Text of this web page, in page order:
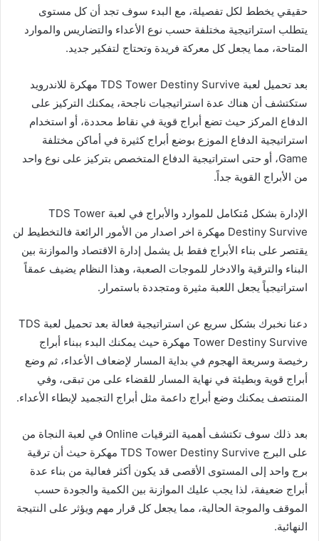
حقيقي يخطط لكل تفصيلة، مع البدء سوف تجد أن كل مستوى
يتطلب استراتيجية مختلفة حسب نوع الأعداء والتضاريس والموارد
المتاحة، مما يجعل كل معركة فريدة وتحتاج لتفكير جديد.
بعد تحميل لعبة TDS Tower Destiny Survive مهكرة للاندرويد
ستكتشف أن هناك عدة استراتيجيات ناجحة، يمكنك التركيز على
الدفاع المركز حيث تضع أبراج قوية في نقاط محددة، أو استخدام
استراتيجية الدفاع الموزع بوضع أبراج كثيرة في أماكن مختلفة
Game، أو حتى استراتيجية الدفاع المتخصص بتركيز على نوع واحد
من الأبراج القوية جداً.
الإدارة بشكل مُتكامل للموارد والأبراج في لعبة TDS Tower
Destiny Survive مهكرة اخر اصدار من الأمور الرائعة فالتخطيط لن
يقتصر على بناء الأبراج فقط بل يشمل إدارة الاقتصاد والموازنة بين
البناء والترقية والادخار للموجات الصعبة، وهذا النظام يضيف عمقاً
استراتيجياً يجعل اللعبة مثيرة ومتجددة باستمرار.
دعنا نخبرك بشكل سريع عن استراتيجية فعالة بعد تحميل لعبة TDS
Tower Destiny Survive مهكرة حيث يمكنك البدء ببناء أبراج
رخيصة وسريعة الهجوم في بداية المسار لإضعاف الأعداء، ثم وضع
أبراج قوية وبطيئة في نهاية المسار للقضاء على من تبقى، وفي
المنتصف يمكنك وضع أبراج داعمة مثل أبراج التجميد لإبطاء الأعداء.
بعد ذلك سوف تكتشف أهمية الترقيات Online في لعبة النجاة من
على البرج TDS Tower Destiny Survive مهكرة حيث أن ترقية
برج واحد إلى المستوى الأقصى قد يكون أكثر فعالية من بناء عدة
أبراج ضعيفة، لذا يجب عليك الموازنة بين الكمية والجودة حسب
الموقف والموجة الحالية، مما يجعل كل قرار مهم ويؤثر على النتيجة
النهائية.